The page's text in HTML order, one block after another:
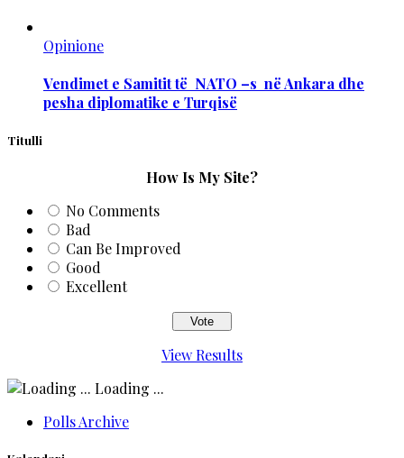
Opinione
Vendimet e Samitit të NATO –s në Ankara dhe
pesha diplomatike e Turqisë
Titulli
How Is My Site?
No Comments
Bad
Can Be Improved
Good
Excellent
View Results
Loading ...
Polls Archive